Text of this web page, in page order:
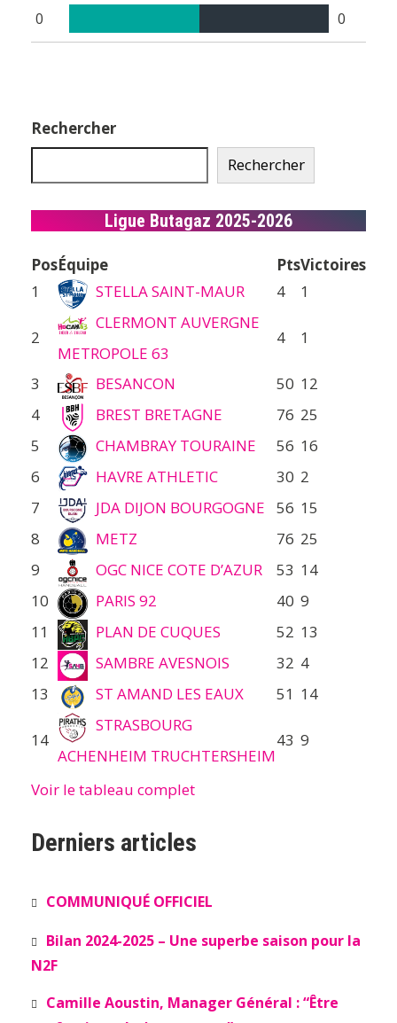
0 0
Rechercher
Rechercher
Ligue Butagaz 2025-2026
PosÉquipe PtsVictoires
1
STELLA SAINT-MAUR 4 1
2
CLERMONT AUVERGNE
METROPOLE 63
4 1
3 BESANCON 50 12
4
BREST BRETAGNE 76 25
5
CHAMBRAY TOURAINE 56 16
6
HAVRE ATHLETIC 30 2
7
JDA DIJON BOURGOGNE 56 15
8
METZ 76 25
9
OGC NICE COTE D’AZUR 53 14
10
PARIS 92 40 9
11
PLAN DE CUQUES 52 13
12
SAMBRE AVESNOIS 32 4
13
ST AMAND LES EAUX 51 14
14
STRASBOURG
ACHENHEIM TRUCHTERSHEIM
43 9
Voir le tableau complet
Derniers articles
COMMUNIQUÉ OFFICIEL
Bilan 2024-2025 – Une superbe saison pour la
N2F
Camille Aoustin, Manager Général : “Être